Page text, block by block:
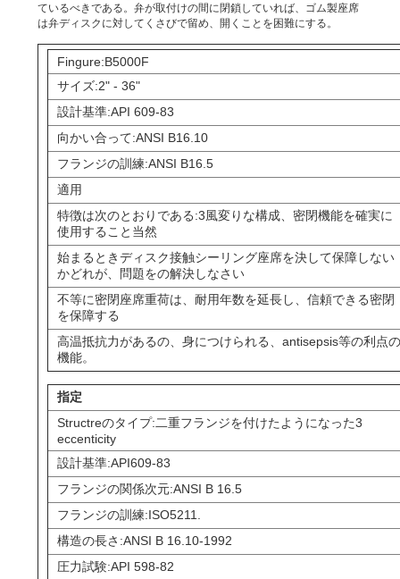
ているべきである。弁が取付けの間に閉鎖していれば、ゴム製座席
は弁ディスクに対してくさびで留め、開くことを困難にする。
Fingure:B5000F
サイズ:2" - 36"
設計基準:API 609-83
向かい合って:ANSI B16.10
フランジの訓練:ANSI B16.5
適用
特徴は次のとおりである:3風変りな構成、密閉機能を確実に
使用すること当然
始まるときディスク接触シーリング座席を決して保障しない
かどれが、問題をの解決しなさい
不等に密閉座席重荷は、耐用年数を延長し、信頼できる密閉
を保障する
高温抵抗力があるの、身につけられる、antisepsis等の利点の
機能。
指定
Structreのタイプ:二重フランジを付けたようになった3
eccenticity
設計基準:API609-83
フランジの関係次元:ANSI B 16.5
フランジの訓練:ISO5211.
構造の長さ:ANSI B 16.10-1992
圧力試験:API 598-82